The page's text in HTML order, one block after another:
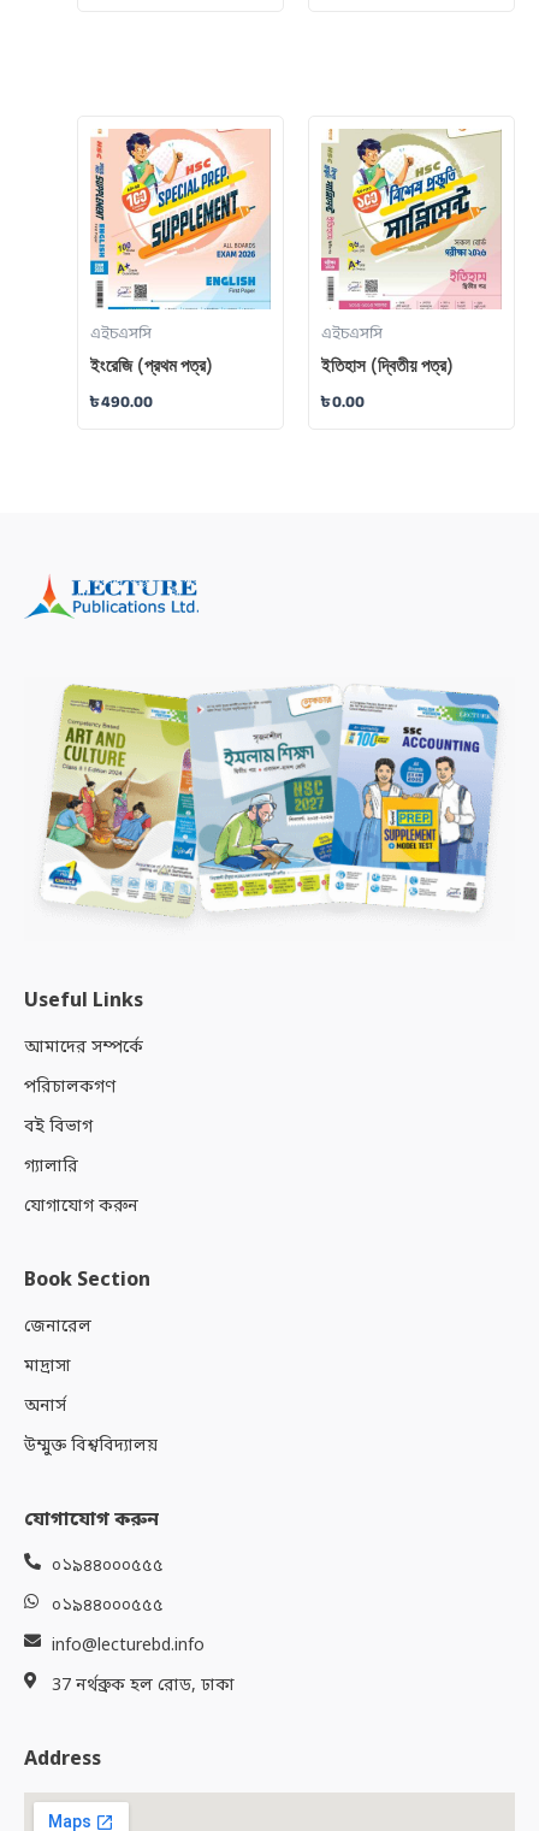
এইচএসসি
ইংরেজি (প্রথম পত্র)
৳490.00
এইচএসসি
ইতিহাস (দ্বিতীয় পত্র)
৳0.00
Useful Links
আমাদের সম্পর্কে
পরিচালকগণ
বই বিভাগ
গ্যালারি
যোগাযোগ করুন
Book Section
জেনারেল
মাদ্রাসা
অনার্স
উম্মুক্ত বিশ্ববিদ্যালয়
যোগাযোগ করুন
০১৯৪৪০০০৫৫৫
০১৯৪৪০০০৫৫৫
info@lecturebd.info
37 নর্থব্রুক হল রোড, ঢাকা
Address